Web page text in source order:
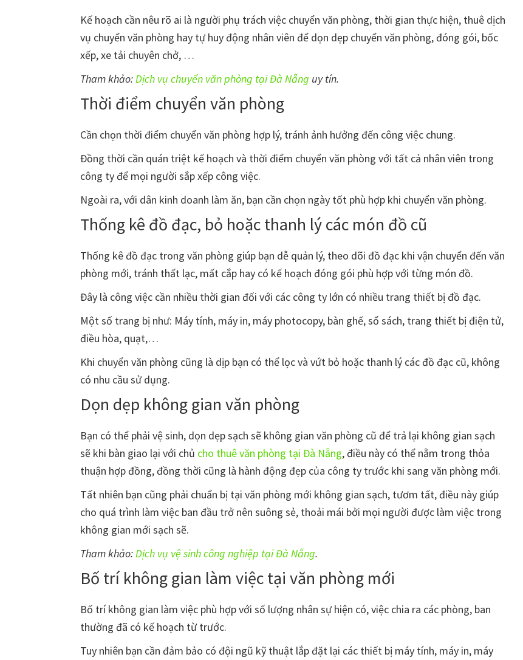
Kế hoạch cần nêu rõ ai là người phụ trách việc chuyển văn phòng, thời gian thực hiện, thuê dịch
vụ chuyển văn phòng hay tự huy động nhân viên để dọn dẹp chuyển văn phòng, đóng gói, bốc
xếp, xe tải chuyên chở, …
Tham khảo: Dịch vụ chuyển văn phòng tại Đà Nẵng uy tín.
Thời điểm chuyển văn phòng
Cần chọn thời điểm chuyển văn phòng hợp lý, tránh ảnh hưởng đến công việc chung.
Đồng thời cần quán triệt kế hoạch và thời điểm chuyển văn phòng với tất cả nhân viên trong
công ty để mọi người sắp xếp công việc.
Ngoài ra, với dân kinh doanh làm ăn, bạn cần chọn ngày tốt phù hợp khi chuyển văn phòng.
Thống kê đồ đạc, bỏ hoặc thanh lý các món đồ cũ
Thống kê đồ đạc trong văn phòng giúp bạn dễ quản lý, theo dõi đồ đạc khi vận chuyển đến văn
phòng mới, tránh thất lạc, mất cắp hay có kế hoạch đóng gói phù hợp với từng món đồ.
Đây là công việc cần nhiều thời gian đối với các công ty lớn có nhiều trang thiết bị đồ đạc.
Một số trang bị như: Máy tính, máy in, máy photocopy, bàn ghế, sổ sách, trang thiết bị điện tử,
điều hòa, quạt,…
Khi chuyển văn phòng cũng là dịp bạn có thể lọc và vứt bỏ hoặc thanh lý các đồ đạc cũ, không
có nhu cầu sử dụng.
Dọn dẹp không gian văn phòng
Bạn có thể phải vệ sinh, dọn dẹp sạch sẽ không gian văn phòng cũ để trả lại không gian sạch
sẽ khi bàn giao lại với chủ cho thuê văn phòng tại Đà Nẵng, điều này có thể nằm trong thỏa
thuận hợp đồng, đồng thời cũng là hành động đẹp của công ty trước khi sang văn phòng mới.
Tất nhiên bạn cũng phải chuẩn bị tại văn phòng mới không gian sạch, tươm tất, điều này giúp
cho quá trình làm việc ban đầu trở nên suông sẻ, thoải mái bởi mọi người được làm việc trong
không gian mới sạch sẽ.
Tham khảo: Dịch vụ vệ sinh công nghiệp tại Đà Nẵng.
Bố trí không gian làm việc tại văn phòng mới
Bố trí không gian làm việc phù hợp với số lượng nhân sự hiện có, việc chia ra các phòng, ban
thường đã có kế hoạch từ trước.
Tuy nhiên bạn cần đảm bảo có đội ngũ kỹ thuật lắp đặt lại các thiết bị máy tính, máy in, máy